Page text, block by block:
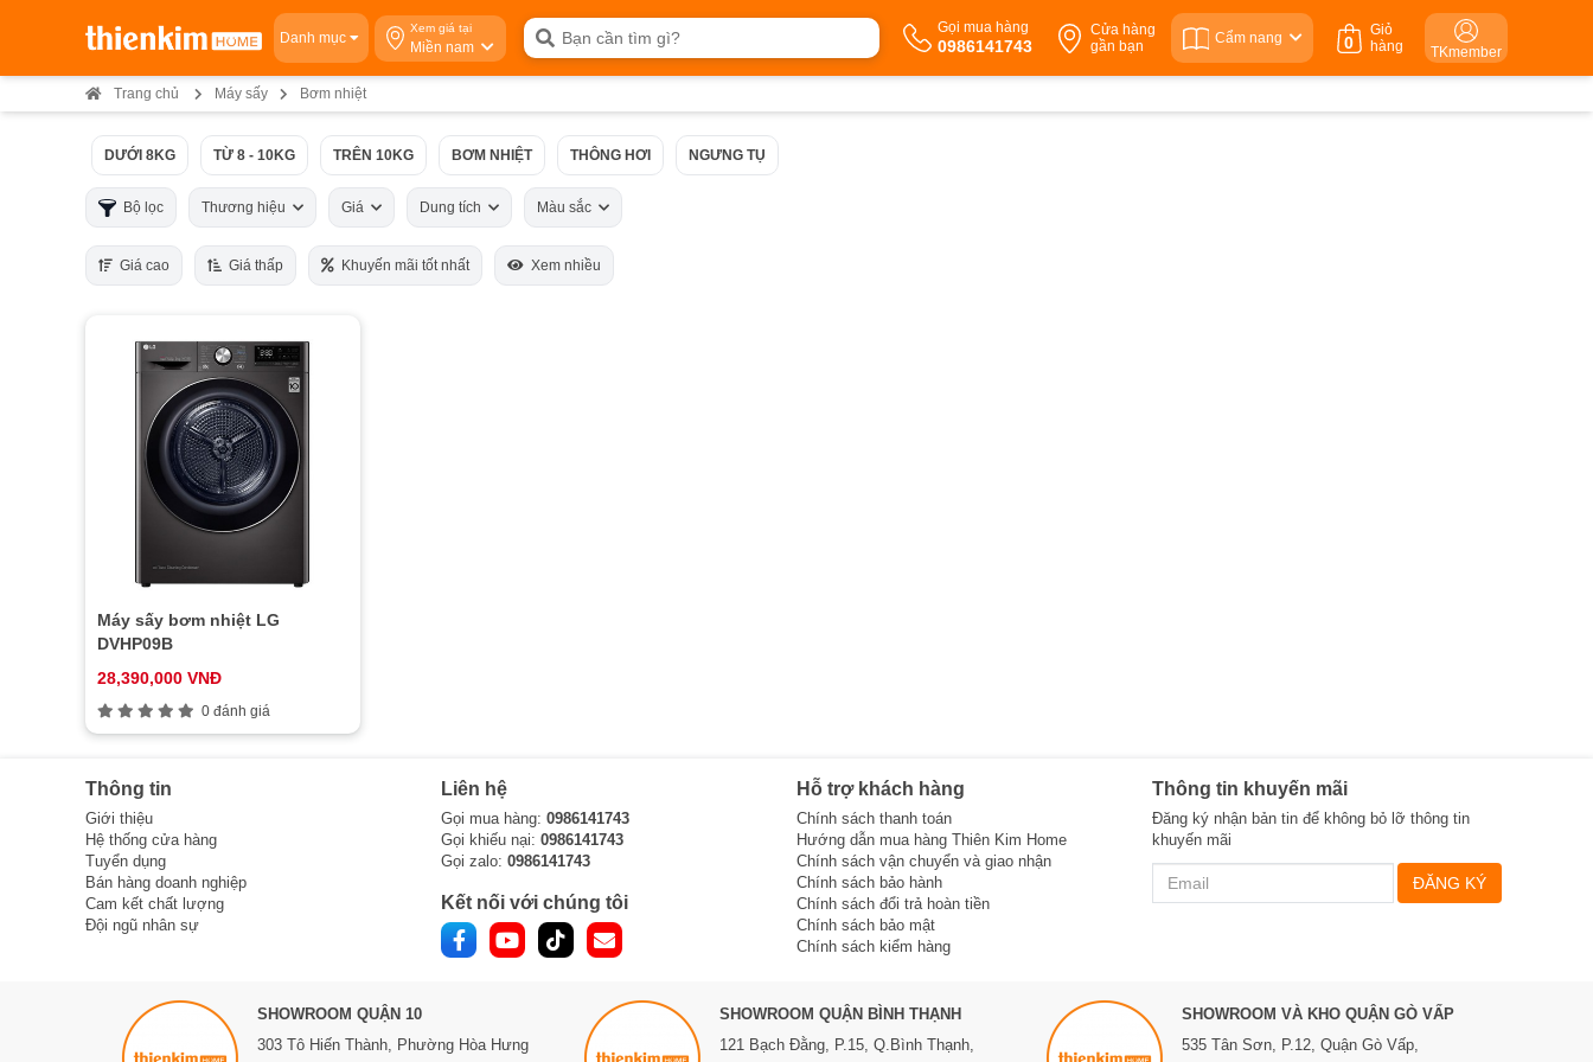
Danh mục
Xem giá tại
Miền nam
Gọi mua hàng
0986141743
Cửa hàng
gần bạn
Cẩm nang
Giỏ
hàng
0 TKmember
Trang chủ Máy sấy Bơm nhiệt
DƯỚI 8KG TỪ 8 - 10KG TRÊN 10KG BƠM NHIỆT THÔNG HƠI NGƯNG TỤ
Bộ lọc Thương hiệu Giá Dung tích Màu sắc
Giá cao Giá thấp Khuyến mãi tốt nhất Xem nhiều
Máy sấy bơm nhiệt LG
DVHP09B
28,390,000 VNĐ
0 đánh giá
Thông tin
Giới thiệu
Hệ thống cửa hàng
Tuyển dụng
Bán hàng doanh nghiệp
Cam kết chất lượng
Đội ngũ nhân sự
Liên hệ
Gọi mua hàng: 0986141743
Gọi khiếu nại: 0986141743
Gọi zalo: 0986141743
Kết nối với chúng tôi
Hỗ trợ khách hàng
Chính sách thanh toán
Hướng dẫn mua hàng Thiên Kim Home
Chính sách vận chuyển và giao nhận
Chính sách bảo hành
Chính sách đổi trả hoàn tiền
Chính sách bảo mật
Chính sách kiểm hàng
Thông tin khuyến mãi
Đăng ký nhận bản tin để không bỏ lỡ thông tin
khuyến mãi
ĐĂNG KÝ
SHOWROOM QUẬN 10
303 Tô Hiến Thành, Phường Hòa Hưng
SHOWROOM QUẬN BÌNH THẠNH
121 Bạch Đằng, P.15, Q.Bình Thạnh,
SHOWROOM VÀ KHO QUẬN GÒ VẤP
535 Tân Sơn, P.12, Quận Gò Vấp,